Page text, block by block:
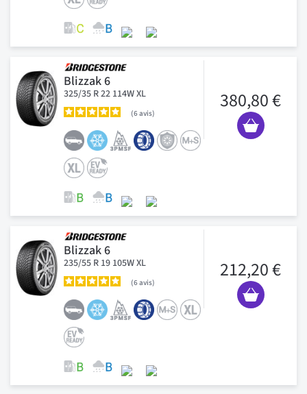
Blizzak 6
325/35 R 22 114W XL
6avis
380,80 €
Blizzak 6
235/55 R 19 105W XL
6avis
212,20 €